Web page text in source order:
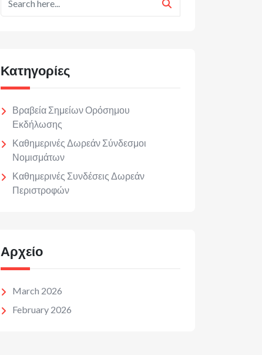
Κατηγορίες
Βραβεία Σημείων Ορόσημου
Εκδήλωσης
Καθημερινές Δωρεάν Σύνδεσμοι
Νομισμάτων
Καθημερινές Συνδέσεις Δωρεάν
Περιστροφών
Αρχείο
March 2026
February 2026